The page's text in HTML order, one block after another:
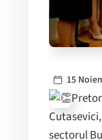
15
sectorul